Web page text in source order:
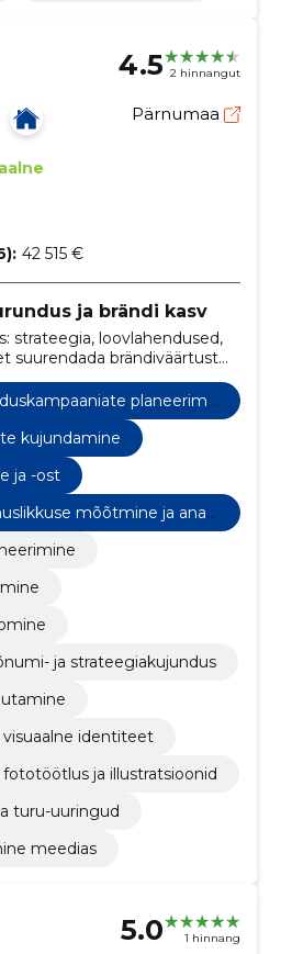
4.5 2 hinnangut
Pärnumaa
42 515 €
ja brändi kasv
strateegia, loovlahendused,
suurendada brändiväärtust
planeerimi
kujundamine
ja -ost
mõõtmine ja anal
ja strateegiakujundus
identiteet
ja illustratsioonid
turu-uuringud
meedias
5.0 1 hinnang